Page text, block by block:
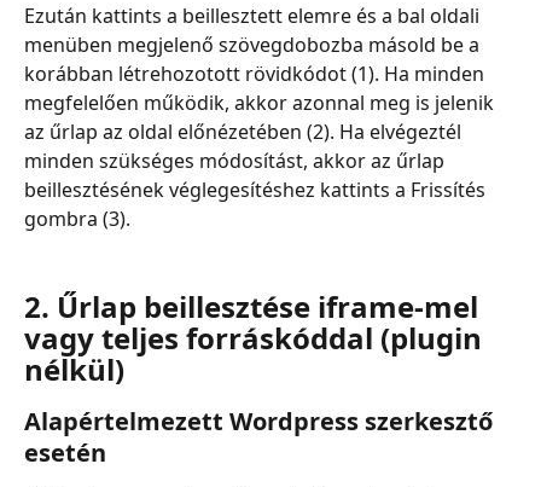
Ezután kattints a beillesztett elemre és a bal oldali
menüben megjelenő szövegdobozba másold be a
korábban létrehozotott rövidkódot (1). Ha minden
megfelelően működik, akkor azonnal meg is jelenik
az űrlap az oldal előnézetében (2). Ha elvégeztél
minden szükséges módosítást, akkor az űrlap
beillesztésének véglegesítéshez kattints a Frissítés
gombra (3).
2. Űrlap beillesztése iframe-mel
vagy teljes forráskóddal (plugin
nélkül)
Alapértelmezett Wordpress szerkesztő
esetén